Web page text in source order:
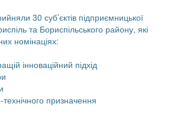
30 суб’єктів підприємницької
та Бориспільського району, які
номінаціях:
інноваційний підхід
призначення